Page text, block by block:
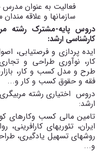
فعالیت به عنوان مدرس
سازمان­ها و علاقه
دروس پایه-مشترک رشته
کارشناسی ارشد:
ایده پردازی و فرصت­یابی،
کار، نوآوری طراحی و
طرح و مدل کسب و کار،
فقه و حقوق کسب و کار و...
دروس اختیاری رشته
ارشد:
تامین مالی کسب وکارهای
ایران، تئوری­های
روش­های تسهیل یادگیری،
و...